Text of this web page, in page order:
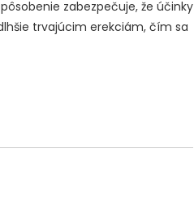
zabezpečuje, že účinky
trvajúcim erekciám, čím sa